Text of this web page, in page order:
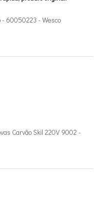
60050223 - Wesco
Carvão Skil 220V 9002 -